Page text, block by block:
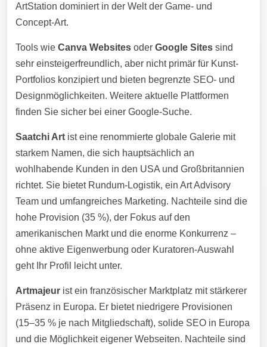
ArtStation dominiert in der Welt der Game- und
Concept-Art.
Tools wie Canva Websites oder Google Sites sind
sehr einsteigerfreundlich, aber nicht primär für Kunst-
Portfolios konzipiert und bieten begrenzte SEO- und
Designmöglichkeiten. Weitere aktuelle Plattformen
finden Sie sicher bei einer Google-Suche.
Saatchi Art ist eine renommierte globale Galerie mit
starkem Namen, die sich hauptsächlich an
wohlhabende Kunden in den USA und Großbritannien
richtet. Sie bietet Rundum-Logistik, ein Art Advisory
Team und umfangreiches Marketing. Nachteile sind die
hohe Provision (35 %), der Fokus auf den
amerikanischen Markt und die enorme Konkurrenz –
ohne aktive Eigenwerbung oder Kuratoren-Auswahl
geht Ihr Profil leicht unter.
Artmajeur ist ein französischer Marktplatz mit stärkerer
Präsenz in Europa. Er bietet niedrigere Provisionen
(15–35 % je nach Mitgliedschaft), solide SEO in Europa
und die Möglichkeit eigener Webseiten. Nachteile sind